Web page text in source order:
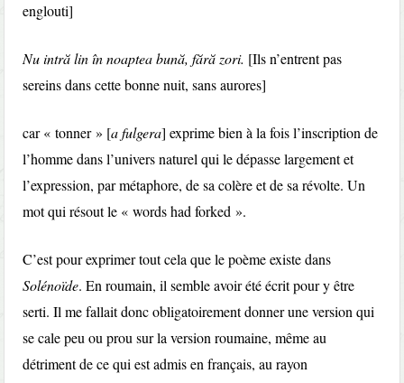
englouti]
Nu intră lin în noaptea bună, fără zori. [Ils n’entrent pas
sereins dans cette bonne nuit, sans aurores]
car « tonner » [a fulgera] exprime bien à la fois l’inscription de
l’homme dans l’univers naturel qui le dépasse largement et
l’expression, par métaphore, de sa colère et de sa révolte. Un
mot qui résout le « words had forked ».
C’est pour exprimer tout cela que le poème existe dans
Solénoïde. En roumain, il semble avoir été écrit pour y être
serti. Il me fallait donc obligatoirement donner une version qui
se cale peu ou prou sur la version roumaine, même au
détriment de ce qui est admis en français, au rayon